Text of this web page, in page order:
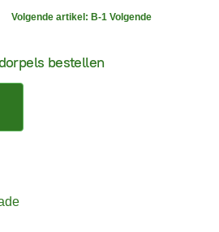
Volgende artikel: B-1Volgende
bestellen